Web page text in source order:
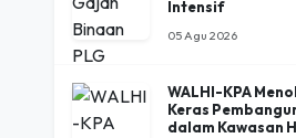
WALHI-KPA
03 Agu 2026